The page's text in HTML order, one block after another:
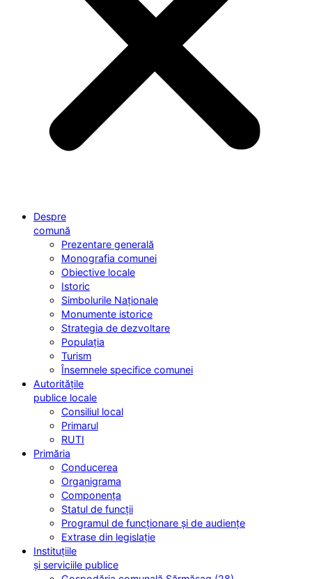
Despre
comună
Prezentare generală
Monografia comunei
Obiective locale
Istoric
Simbolurile Naționale
Monumente istorice
Strategia de dezvoltare
Populația
Turism
Însemnele specifice comunei
Autoritățile
publice locale
Consiliul local
Primarul
RUTI
Primăria
Conducerea
Organigrama
Componența
Statul de funcții
Programul de funcționare și de audiențe
Extrase din legislație
Instituțiile
și serviciile publice